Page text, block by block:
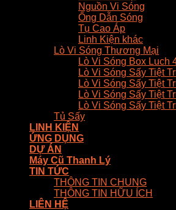
Nguồn Vi Sóng
Ống Dẫn Sóng
Tụ Cao Áp
Linh Kiện khác
Lò Vi Sóng Thương Mại
Lò Vi Sóng Box Luch
Lò Vi Sóng Sấy Tiệt
Lò Vi Sóng Sấy Tiệt
Lò Vi Sóng Sấy Tiệt
Lò Vi Sóng Sấy Tiệt
Tủ Sấy
LINH KIỆN
ỨNG DỤNG
DỰ ÁN
Máy Cũ Thanh Lý
TIN TỨC
THÔNG TIN CHUNG
THÔNG TIN HỮU ÍCH
LIÊN HỆ